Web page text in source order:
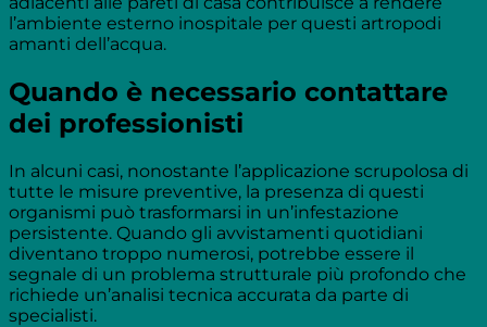
l’ambiente esterno inospitale per questi artropodi
amanti dell’acqua.
Quando è necessario contattare
dei professionisti
In alcuni casi, nonostante l’applicazione scrupolosa di
tutte le misure preventive, la presenza di questi
organismi può trasformarsi in un’infestazione
persistente. Quando gli avvistamenti quotidiani
diventano troppo numerosi, potrebbe essere il
segnale di un problema strutturale più profondo che
richiede un’analisi tecnica accurata da parte di
specialisti.